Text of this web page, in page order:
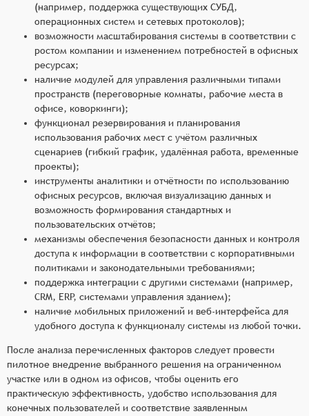
(например, поддержка существующих СУБД,
операционных систем и сетевых протоколов);
возможности масштабирования системы в соответствии с
ростом компании и изменением потребностей в офисных
ресурсах;
наличие модулей для управления различными типами
пространств (переговорные комнаты, рабочие места в
офисе, коворкинги);
функционал резервирования и планирования
использования рабочих мест с учётом различных
сценариев (гибкий график, удалённая работа, временные
проекты);
инструменты аналитики и отчётности по использованию
офисных ресурсов, включая визуализацию данных и
возможность формирования стандартных и
пользовательских отчётов;
механизмы обеспечения безопасности данных и контроля
доступа к информации в соответствии с корпоративными
политиками и законодательными требованиями;
поддержка интеграции с другими системами (например,
CRM, ERP, системами управления зданием);
наличие мобильных приложений и веб-интерфейса для
удобного доступа к функционалу системы из любой точки.
После анализа перечисленных факторов следует провести
пилотное внедрение выбранного решения на ограниченном
участке или в одном из офисов, чтобы оценить его
практическую эффективность, удобство использования для
конечных пользователей и соответствие заявленным